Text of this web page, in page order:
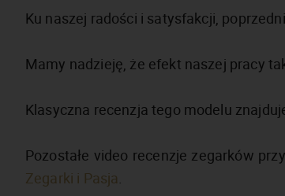
Ku naszej radości i satysfakcji,
Mamy nadzieję, że efekt naszej pracy
Klasyczna recenzja tego modelu
Pozostałe video recenzje zegarków
Zegarki i Pasja